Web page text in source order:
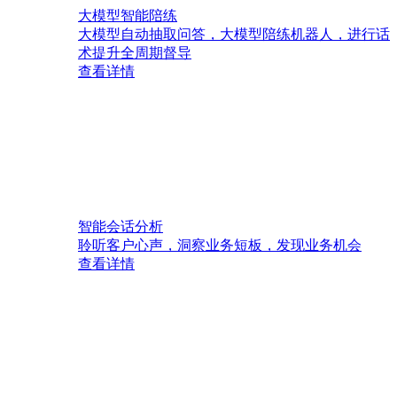
大模型智能陪练
大模型自动抽取问答，大模型陪练机器人，进行话
术提升全周期督导
查看详情
智能会话分析
聆听客户心声，洞察业务短板，发现业务机会
查看详情